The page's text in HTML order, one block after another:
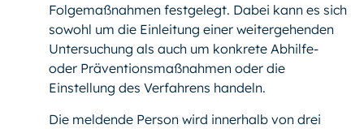
Folgemaßnahmen festgelegt. Dabei kann es sich
sowohl um die Einleitung einer weitergehenden
Untersuchung als auch um konkrete Abhilfe-
oder Präventionsmaßnahmen oder die
Einstellung des Verfahrens handeln.
Die meldende Person wird innerhalb von drei